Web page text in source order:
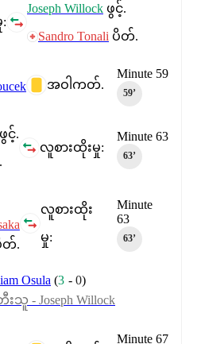
Joseph Willock ဖွင့်.
Sandro Tonali ပိတ်.
Minute 59
59‎’‎
အဝါကတ်.
Minute 63
63‎’‎
လူစားထိုးမှု:
ဖွင့်.
Minute
63
63‎’‎
လူစားထိုး
မှု:
တ်.
Osula (3 -0)
သူ - Joseph Willock
Minute 67